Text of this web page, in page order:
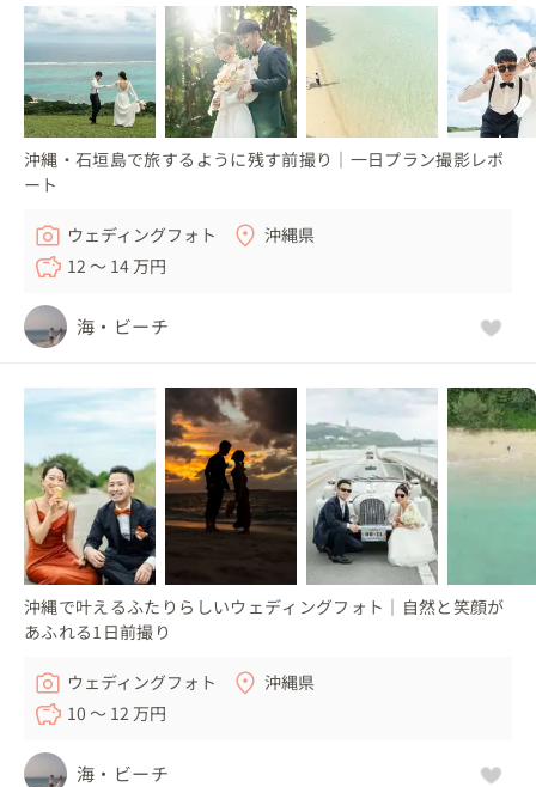
沖縄・石垣島で旅するように残す前撮り｜一日プラン撮影レポ
ート
ウェディングフォト
沖縄県
12 〜 14 万円
海・ビーチ
沖縄で叶えるふたりらしいウェディングフォト｜自然と笑顔が
あふれる1日前撮り
ウェディングフォト
沖縄県
10 〜 12 万円
海・ビーチ